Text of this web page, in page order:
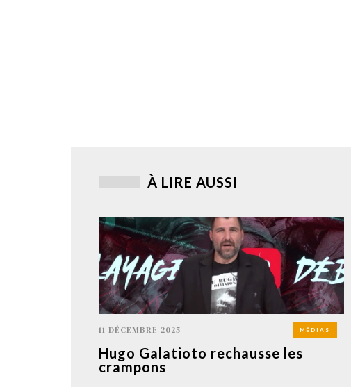
À LIRE AUSSI
11 DÉCEMBRE 2025 MÉDIAS
Hugo Galatioto rechausse les
crampons